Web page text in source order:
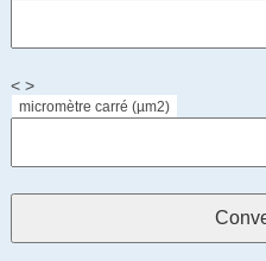
< >
micromètre carré (µm2)